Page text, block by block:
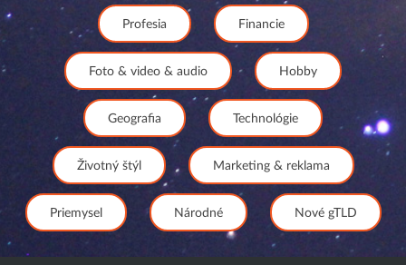
Profesia Financie
Foto & video & audio Hobby
Geografia Technológie
Životný štýl Marketing & reklama
Priemysel Národné Nové gTLD